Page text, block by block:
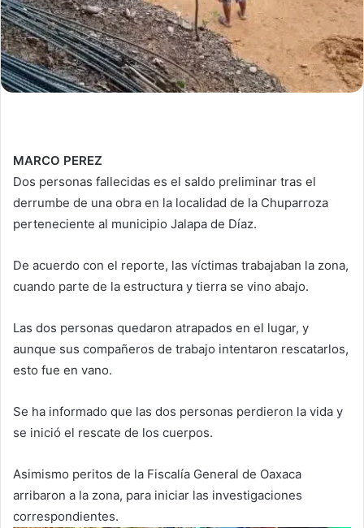
MARCO PEREZ
Dos personas fallecidas es el saldo preliminar tras el
derrumbe de una obra en la localidad de la Chuparroza
perteneciente al municipio Jalapa de Díaz.
De acuerdo con el reporte, las víctimas trabajaban la zona,
cuando parte de la estructura y tierra se vino abajo.
Las dos personas quedaron atrapados en el lugar, y
aunque sus compañeros de trabajo intentaron rescatarlos,
esto fue en vano.
Se ha informado que las dos personas perdieron la vida y
se inició el rescate de los cuerpos.
Asimismo peritos de la Fiscalía General de Oaxaca
arribaron a la zona, para iniciar las investigaciones
correspondientes.